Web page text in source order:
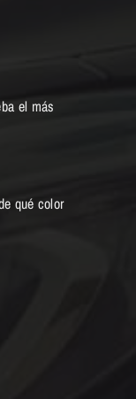
el más
qué color